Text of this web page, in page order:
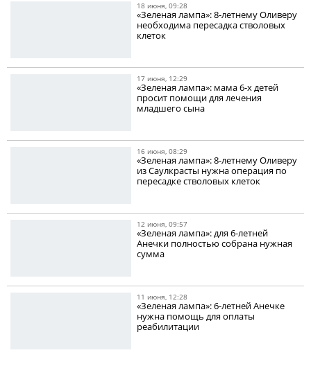
18 июня, 09:28
«Зеленая лампа»: 8-летнему Оливеру
необходима пересадка стволовых
клеток
17 июня, 12:29
«Зеленая лампа»: мама 6-х детей
просит помощи для лечения
младшего сына
16 июня, 08:29
«Зеленая лампа»: 8-летнему Оливеру
из Саулкрасты нужна операция по
пересадке стволовых клеток
12 июня, 09:57
«Зеленая лампа»: для 6-летней
Анечки полностью собрана нужная
сумма
11 июня, 12:28
«Зеленая лампа»: 6-летней Анечке
нужна помощь для оплаты
реабилитации